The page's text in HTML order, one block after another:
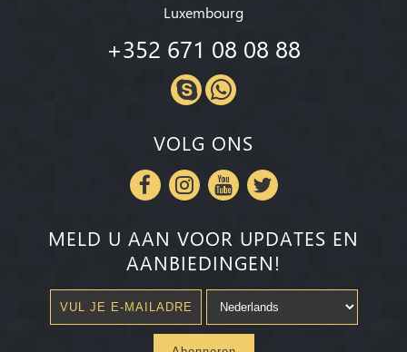
Luxembourg
+352 671 08 08 88
VOLG ONS
MELD U AAN VOOR UPDATES EN
AANBIEDINGEN!